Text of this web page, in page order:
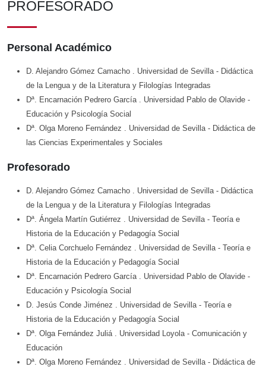
PROFESORADO
Personal Académico
D. Alejandro Gómez Camacho . Universidad de Sevilla - Didáctica
de la Lengua y de la Literatura y Filologías Integradas
Dª. Encarnación Pedrero García . Universidad Pablo de Olavide -
Educación y Psicología Social
Dª. Olga Moreno Fernández . Universidad de Sevilla - Didáctica de
las Ciencias Experimentales y Sociales
Profesorado
D. Alejandro Gómez Camacho . Universidad de Sevilla - Didáctica
de la Lengua y de la Literatura y Filologías Integradas
Dª. Ángela Martín Gutiérrez . Universidad de Sevilla - Teoría e
Historia de la Educación y Pedagogía Social
Dª. Celia Corchuelo Fernández . Universidad de Sevilla - Teoría e
Historia de la Educación y Pedagogía Social
Dª. Encarnación Pedrero García . Universidad Pablo de Olavide -
Educación y Psicología Social
D. Jesús Conde Jiménez . Universidad de Sevilla - Teoría e
Historia de la Educación y Pedagogía Social
Dª. Olga Fernández Juliá . Universidad Loyola - Comunicación y
Educación
Dª. Olga Moreno Fernández . Universidad de Sevilla - Didáctica de